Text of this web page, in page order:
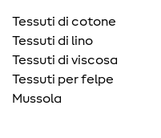
Tessuti di cotone
Tessuti di lino
Tessuti di viscosa
Tessuti per felpe
Mussola